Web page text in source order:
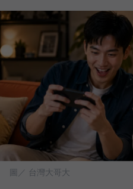
圖／ 台灣大哥大